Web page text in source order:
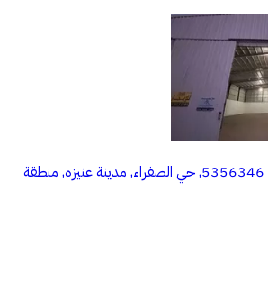
مستودع للإيجار في شارع 5356346, حي الصفراء, مدينة عنيزه, منطقة